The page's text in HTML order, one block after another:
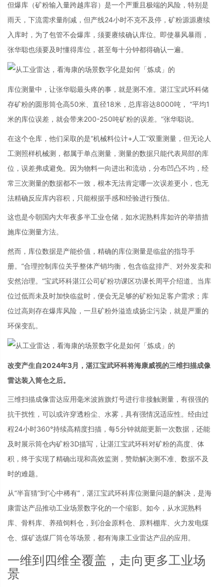
但爆库（矿粉输入量跨越库容）是一个严重且极端的风险，特别是
雨天，下流需求量削减，但产线24小时不克不及停，矿粉源源赓续
入库时，为了包管不会爆库，须要赓续确认库位。即使暴风暴雨，
张华聪也须要及时懂得库位，甚至每十分钟都得确认一遍。
库位测量中，让张华聪最头疼的事，就是测不准。湛江宝武环科储
存矿粉的圆形筒仓高50米、直径18米，总库容达8000吨， “平均1
米的库位误差，就会带来200-250吨矿粉的误差。”张华聪说。
在这个仓库，他们采取的是“机械料位计+人工”双重测量，但无论人
工测照样机械测，都属于单点测量，测量的数据只能代表局部的库
位，误差弗成避免。因为物料一向进出和流动，分布凹凸不均，经
常三次测量的数据都不一致，根本无法肯定哪一次误差更小，也无
法精确反应库内容积，只能根据手感和经验进行预估。
这也是今朝国内大年夜多半工业仓储，如水泥熟料库如许的举措措
施库位测量方法。
然而，库位数据是产能价值，精确的库位测量是临盆的指导手
册。“合理控制库位关乎整体产销均衡，包含临盆排产、对外发卖和
安然治理。”宝武环科湛江公司矿粉功课区功课长周平介绍道。当库
位过低而未及时加快临盆时，便会无足够的矿粉知足客户需求；库
位过高则存在爆库风险，一旦矿粉外溢造成扬尘污染，就是严重的
环保变乱。
改变产生自2024年3月，湛江宝武环科将海康威视的三维扫描成像
雷达装入筒仓之后。
三维扫描成像雷达应用毫米波旌旗灯号进行非接触测量，有很强的
抗干扰性，可以或许穿透粉尘、水雾，具有强情况适应性。经由过
程24小时360°持续高精度扫描，每5分钟就能更新一次数据，还能
及时展示筒仓内矿粉3D描写，让湛江宝武环科对矿粉的高度、体
积，终于实现了精确出现和高效监测，赞助解决测不准、数据不及
时的难题。
从“半盲猜”到“心中稀有“，湛江宝武环科库位测量问题的解决，是海
康雷达产品推动工业场景数字化的一个缩影。如今，从水泥熟料
库、骨料库、养殖饲料仓，到冶金原料仓、原料棚库、火力发电煤
仓、煤矿选煤厂筒仓等场景，都有海康工业雷达产品的应用。
一维到四维全覆盖，走向更多工业场
景